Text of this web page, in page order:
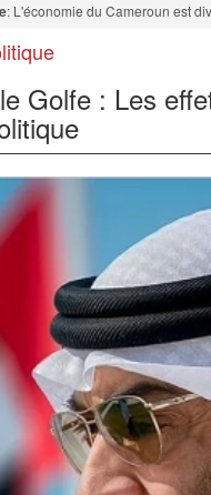
du Cameroun est
Golfe : Les